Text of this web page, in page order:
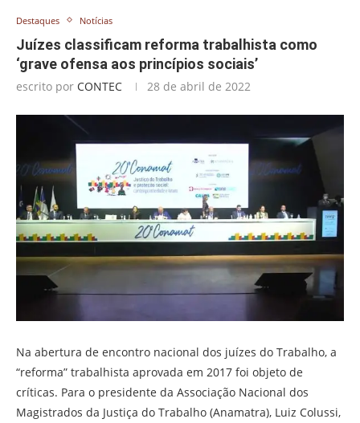
Destaques Notícias
Juízes classificam reforma trabalhista como
‘grave ofensa aos princípios sociais’
escrito por CONTEC 28 de abril de 2022
Na abertura de encontro nacional dos juízes do Trabalho, a
“reforma” trabalhista aprovada em 2017 foi objeto de
críticas. Para o presidente da Associação Nacional dos
Magistrados da Justiça do Trabalho (Anamatra), Luiz Colussi,